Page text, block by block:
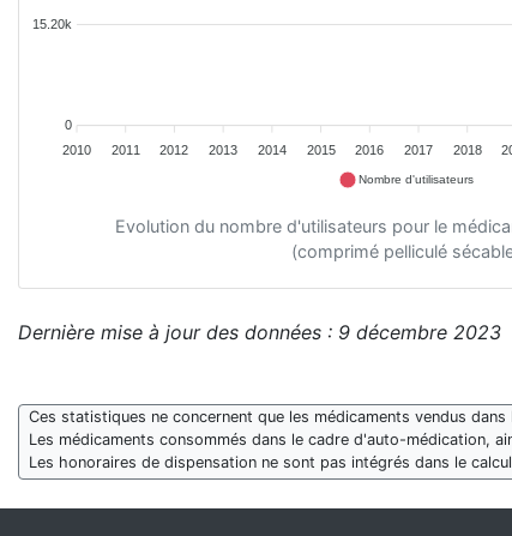
15.20k
0
2010
2011 2012 2013 2014 2015 2016 2017 2018
Nombre d'utilisateurs
Evolution du nombre d'utilisateurs pour le
(comprimé pelliculé
Dernière mise à jour des données : 9 décembre 2023
Ces statistiques ne concernent que les médicaments vendus
Les médicaments consommés dans le cadre d'auto-médication,
Les honoraires de dispensation ne sont pas intégrés dans le